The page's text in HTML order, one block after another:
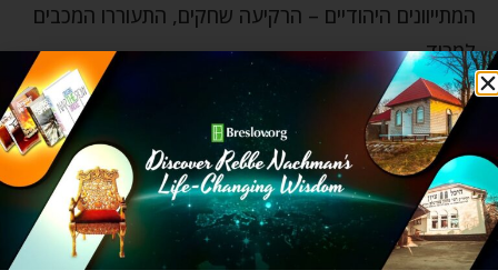
המתייוונים היהודיים – הרקיעה שחקים, התעוררו המכבים
למרוד.
מרד המכבים לא היה מאבק למען עצמאות לאומית, כפי
שהיסטוריונים בני זמננו מבקשים לשכנע אותנו, אלא
דווקאמאבק למען עצמאות רוחנית טהורה ולמען
הזכות לחיות כיהודים אמיתיים ולשמור את מצוות השם
כדת וכדין.